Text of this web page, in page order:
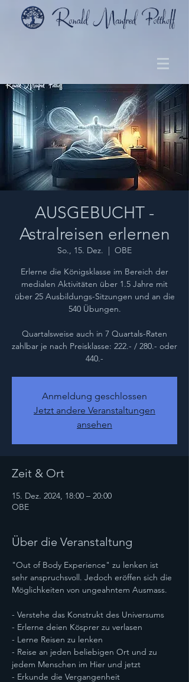
AUSGEBUCHT -
Astralreisen erlernen
So., 15. Dez.
  |
OBE
Erlerne die Königsklasse im Bereich der
medialen Aktivitäten über 1.5 Jahre mit
über 25 Ausbildungs-Sitzungen und an die
540 Übungen.
Quartalsweise auch in 7 Quartals-Raten
zahlbar je nach Preisklasse: 222.- / 280.- oder
440.-
Anmeldung geschlossen
Jetzt andere Veranstaltungen
ansehen
Zeit & Ort
15. Dez. 2024, 18:00 – 20:00
OBE
Über die Veranstaltung
"Out of Body Experience" zu lenken ist
sehr anspruchsvoll. Jedoch eröffen sich die
Möglichkeiten von ungeahntem Ausmass.
- Verstehe das Konstrukt des Universums
- Erlerne deien Kösprer zu verlasen
- Lerne Reisen zu lenken
- Reise an jeden beliebigen Ort und zu
jedem Menschen im Hier und jetzt
- Erkunde die Vergangenheit